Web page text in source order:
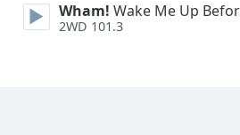
Wham! Wake Me Up
2WD 101.3